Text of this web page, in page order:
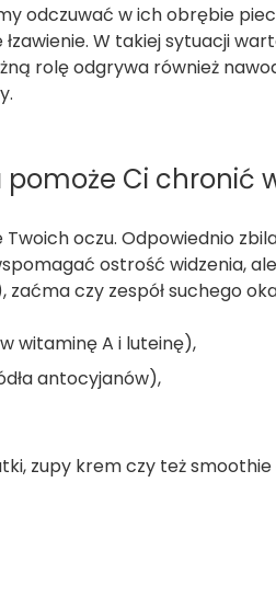
odczuwać w ich obrębie
W takiej sytuacji
rolę odgrywa również
Ci chronić
Twoich oczu. Odpowiednio
ostrość widzenia,
czy zespół suchego
witaminę A i luteinę),
antocyjanów),
zupy krem czy też